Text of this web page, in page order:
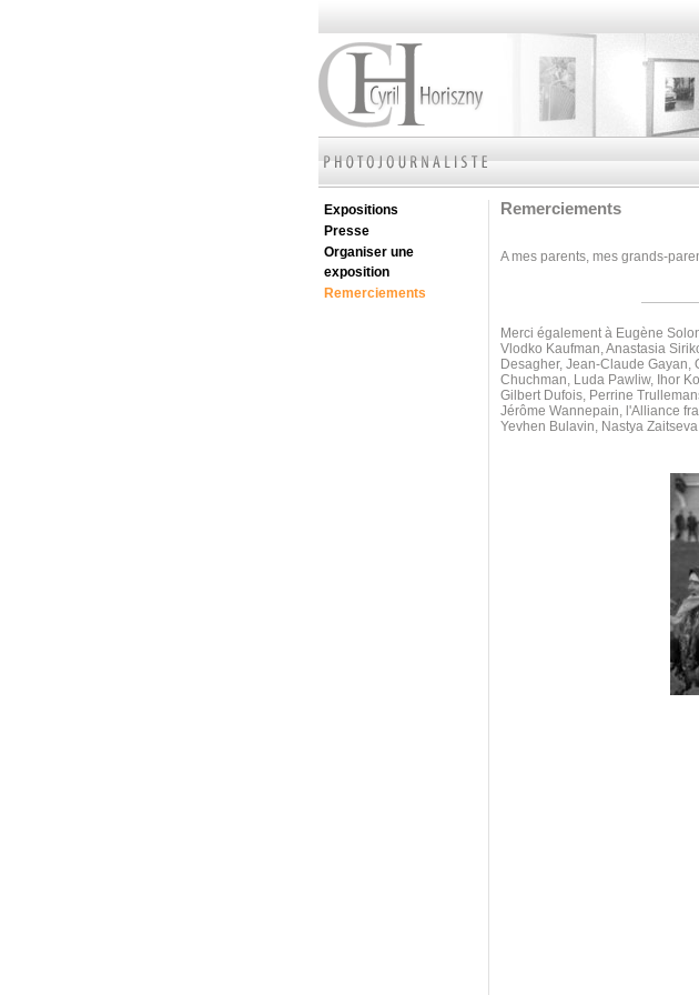
Expositions
Presse
Organiser une
exposition
Remerciements
Remerciements
A mes parents, mes grands-
Merci également à Eugène
Vlodko Kaufman, Anastasia
Desagher, Jean-Claude Gayan,
Chuchman, Luda Pawliw, Ihor
Gilbert Dufois, Perrine
Jérôme Wannepain, l'Alliance
Yevhen Bulavin, Nastya